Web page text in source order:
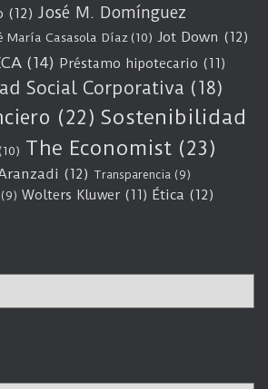
(12) José M. Domínguez
María Casasola Díaz(10) Jot Down (12)
(14) Préstamo hipotecario (11)
Social Corporativa (18)
(22) Sostenibilidad
(10) The Economist (23)
(12) Transparencia (9)
(9) Wolters Kluwer (11) Ética (12)